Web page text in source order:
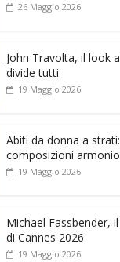
26 Maggio 2026
John Travolta, il look
divide tutti
19 Maggio 2026
Abiti da donna a
composizioni
19 Maggio 2026
Michael Fassbender,
di Cannes 2026
19 Maggio 2026